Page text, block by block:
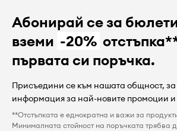
Абонирай се за
вземи -20%
първата си поръчка.
Присъедини се към нашата общност,
информация за най-новите промоции и
**Отстъпката е еднократна и важи за
Минималната стойност на поръчката трябва